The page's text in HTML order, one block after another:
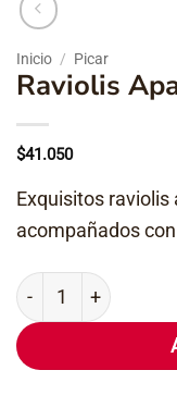
Inicio / Picar
Raviolis
$41.050
Exquisitos raviolis
acompañados
Raviolis Apanados